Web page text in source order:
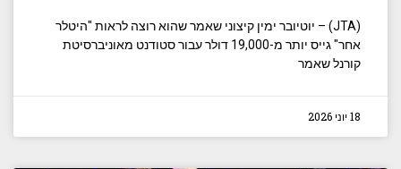
(JTA) – יוטיובר ימין קיצוני שאמר שהוא רוצה לראות "היטלר
אחר" גייס יותר מ-19,000 דולר עבור סטודנט מאוניברסיטת
קורנל שאמר
18 יוני 2026